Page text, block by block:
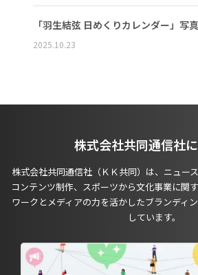
「羽生結弦 日めくりカレンダー」写
2025.10.23
株式会社共同通信社
株式会社共同通信社（ＫＫ共同）は、ニュー
コンテンツ制作、スポーツから文化事業に関
ワークとメディアの力を活かしたブランディ
しています。